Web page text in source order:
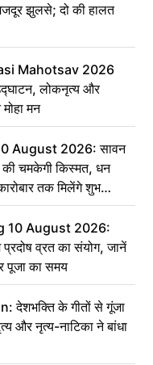
झुलसे; दो की हालत
Mahotsav 2026
लोकनृत्य और
मन
August 2026: सावन
की चमकेगी किस्मत, धन
तक मिलेंगे शुभ
10 August 2026:
प्रदोष व्रत का संयोग, जानें
पूजा का समय
देशभक्ति के गीतों से गूंजा
और नृत्य-नाटिका ने बांधा